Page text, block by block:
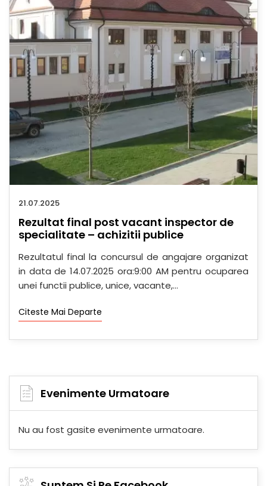
21.07.2025
Rezultat final post vacant inspector de
specialitate – achizitii publice
Rezultatul final la concursul de angajare organizat
in data de 14.07.2025 ora:9:00 AM pentru ocuparea
unei functii publice, unice, vacante,...
Citeste Mai Departe
Evenimente Urmatoare
Nu au fost gasite evenimente urmatoare.